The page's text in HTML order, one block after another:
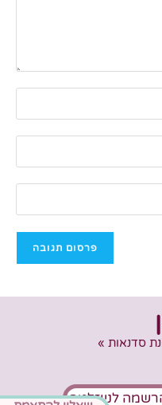
סדנאות »
לניוזלטר